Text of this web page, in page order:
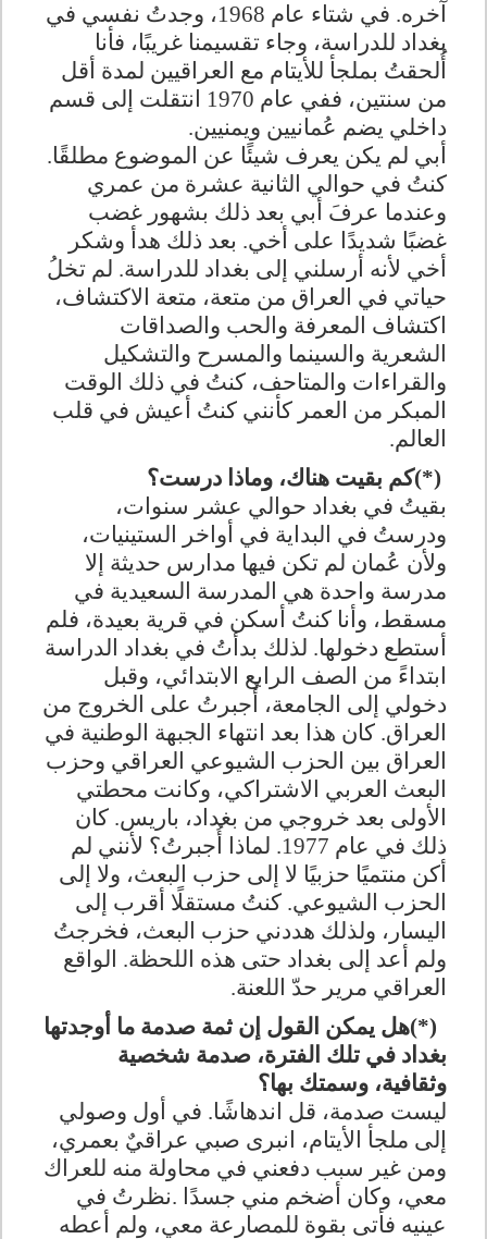
آخره. في شتاء عام 1968، وجدتُ نفسي في
بغداد للدراسة، وجاء تقسيمنا غريبًا، فأنا
أُلحقتُ بملجأ للأيتام مع العراقيين لمدة أقل
من سنتين، ففي عام 1970 انتقلت إلى قسم
داخلي يضم عُمانيين ويمنيين.
أبي لم يكن يعرف شيئًا عن الموضوع مطلقًا.
كنتُ في حوالي الثانية عشرة من عمري
وعندما عرفَ أبي بعد ذلك بشهور غضب
غضبًا شديدًا على أخي. بعد ذلك هدأ وشكر
أخي لأنه أرسلني إلى بغداد للدراسة. لم تخلُ
حياتي في العراق من متعة، متعة الاكتشاف،
اكتشاف المعرفة والحب والصداقات
الشعرية والسينما والمسرح والتشكيل
والقراءات والمتاحف، كنتُ في ذلك الوقت
المبكر من العمر كأنني كنتُ أعيش في قلب
العالم.
(*)كم بقيت هناك، وماذا درست؟
بقيتُ في بغداد حوالي عشر سنوات،
ودرستُ في البداية في أواخر الستينيات،
ولأن عُمان لم تكن فيها مدارس حديثة إلا
مدرسة واحدة هي المدرسة السعيدية في
مسقط، وأنا كنتُ أسكن في قرية بعيدة، فلم
أستطع دخولها. لذلك بدأتُ في بغداد الدراسة
ابتداءً من الصف الرابع الابتدائي، وقبل
دخولي إلى الجامعة، أُجبرتُ على الخروج من
العراق. كان هذا بعد انتهاء الجبهة الوطنية في
العراق بين الحزب الشيوعي العراقي وحزب
البعث العربي الاشتراكي، وكانت محطتي
الأولى بعد خروجي من بغداد، باريس. كان
ذلك في عام 1977. لماذا أُجبرتُ؟ لأنني لم
أكن منتميًا حزبيًا لا إلى حزب البعث، ولا إلى
الحزب الشيوعي. كنتُ مستقلًا أقرب إلى
اليسار، ولذلك هددني حزب البعث، فخرجتُ
ولم أعد إلى بغداد حتى هذه اللحظة. الواقع
العراقي مرير حدّ اللعنة.
(*)هل يمكن القول إن ثمة صدمة ما أوجدتها
بغداد في تلك الفترة، صدمة شخصية
وثقافية، وسمتك بها؟
ليست صدمة، قل اندهاشًا. في أول وصولي
إلى ملجأ الأيتام، انبرى صبي عراقيٌ بعمري،
ومن غير سبب دفعني في محاولة منه للعراك
معي، وكان أضخم مني جسدًا .نظرتُ في
عينيه فأتى بقوة للمصارعة معي، ولم أعطه